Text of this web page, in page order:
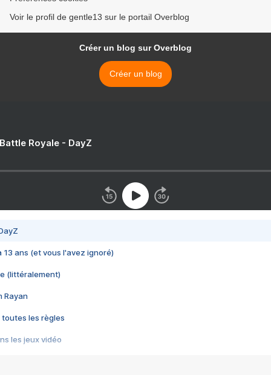
Voir le profil de gentle13 sur le portail Overblog
Créer un blog sur Overblog
Créer un blog
Royale - DayZ
13 ans (et vous l'avez ignoré)
(littéralement)
Rayan
toutes les règles
les jeux vidéo